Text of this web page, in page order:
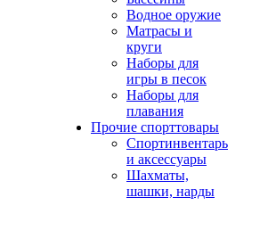
Водное оружие
Матрасы и
круги
Наборы для
игры в песок
Наборы для
плавания
Прочие спорттовары
Спортинвентарь
и аксессуары
Шахматы,
шашки, нарды